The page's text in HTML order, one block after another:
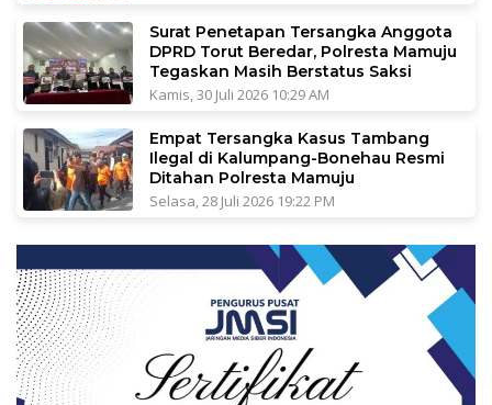
Surat Penetapan Tersangka Anggota
DPRD Torut Beredar, Polresta Mamuju
Tegaskan Masih Berstatus Saksi
Kamis, 30 Juli 2026 10:29 AM
Empat Tersangka Kasus Tambang
Ilegal di Kalumpang-Bonehau Resmi
Ditahan Polresta Mamuju
Selasa, 28 Juli 2026 19:22 PM